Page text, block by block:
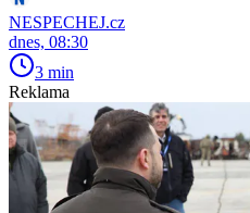
NESPECHEJ.cz
dnes, 08:30
3 min
Reklama